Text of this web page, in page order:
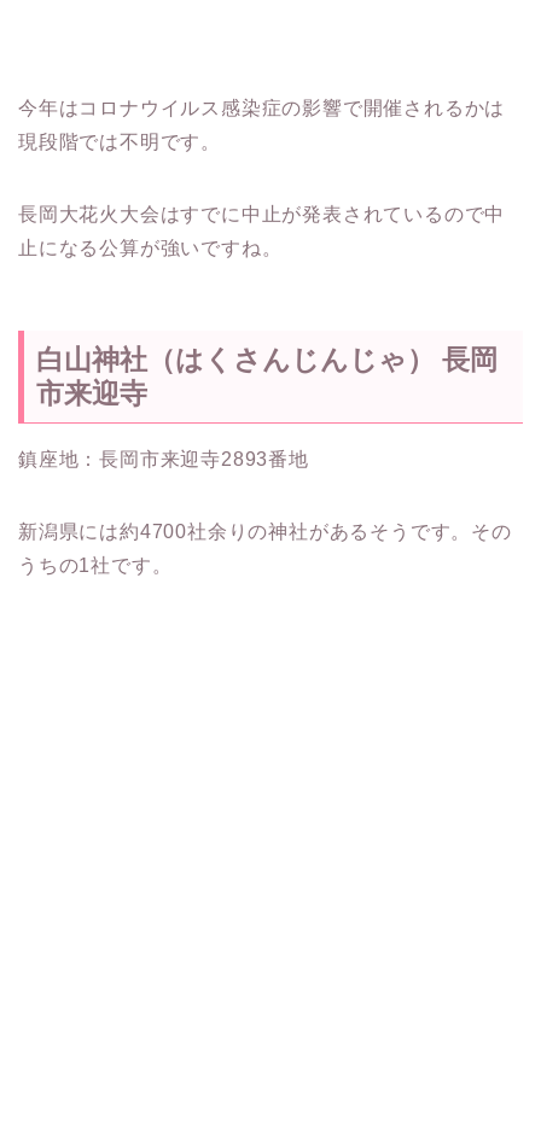
今年はコロナウイルス感染症の影響で開催されるかは
現段階では不明です。
長岡大花火大会はすでに中止が発表されているので中
止になる公算が強いですね。
白山神社（はくさんじんじゃ） 長岡
市来迎寺
鎮座地：長岡市来迎寺2893番地
新潟県には約4700社余りの神社があるそうです。その
うちの1社です。